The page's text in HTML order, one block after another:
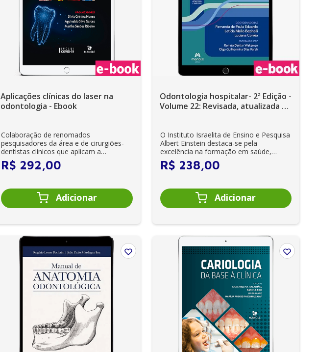
Aplicações clínicas do laser na
odontologia - Ebook
Colaboração de renomados
pesquisadores da área e de cirurgiões-
dentistas clínicos que aplicam a
tecnologia do laser no...
R$ 292 00
Odontologia hospitalar- 2ª Edição -
Volume 22: Revisada, atualizada e
O Instituto Israelita de Ensino e Pesquisa
Albert Einstein destaca-se pela
excelência na formação em saúde,
oferecendo c...
R$ 238 00